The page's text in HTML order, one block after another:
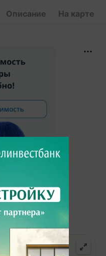
Описание На карте
ул. Карачуна